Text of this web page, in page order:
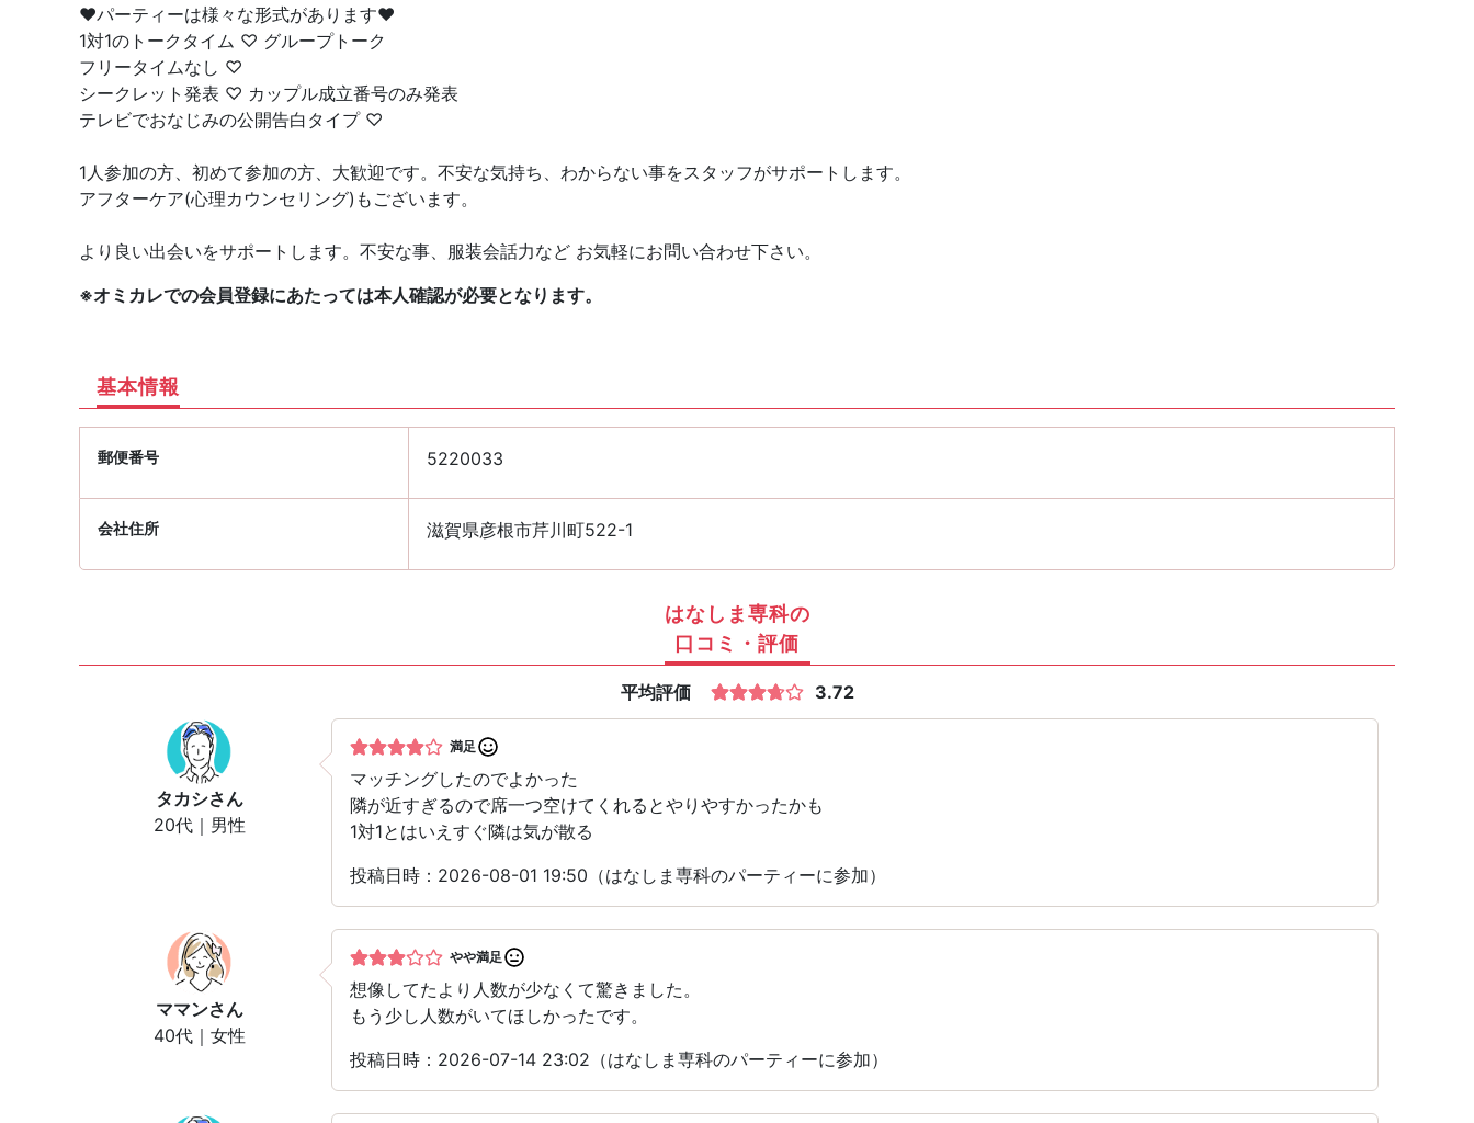
❤︎パーティーは様々な形式があります❤︎
1対1のトークタイム ♡ グループトーク
フリータイムなし ♡
シークレット発表 ♡ カップル成立番号のみ発表
テレビでおなじみの公開告白タイプ ♡
1人参加の方、初めて参加の方、大歓迎です。不安な気持ち、わからない事をスタッフがサポートします。
アフターケア(心理カウンセリング)もございます。
より良い出会いをサポートします。不安な事、服装会話力など お気軽にお問い合わせ下さい。
※オミカレでの会員登録にあたっては本人確認が必要となります。
基本情報
郵便番号 5220033
会社住所 滋賀県彦根市芹川町522-1
はなしま専科の
口コミ・評価
平均評価 3.72
タカシさん
20代｜男性
満足
マッチングしたのでよかった
隣が近すぎるので席一つ空けてくれるとやりやすかったかも
1対1とはいえすぐ隣は気が散る
投稿日時：2026-08-01 19:50（はなしま専科のパーティーに参加）
ママンさん
40代｜女性
やや満足
想像してたより人数が少なくて驚きました。
もう少し人数がいてほしかったです。
投稿日時：2026-07-14 23:02（はなしま専科のパーティーに参加）